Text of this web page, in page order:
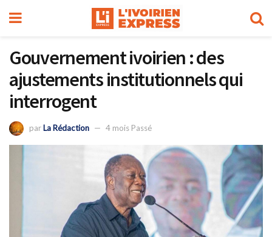
Gouvernement ivoirien : des
ajustements institutionnels qui
interrogent
parLa Rédaction 4 mois Passé